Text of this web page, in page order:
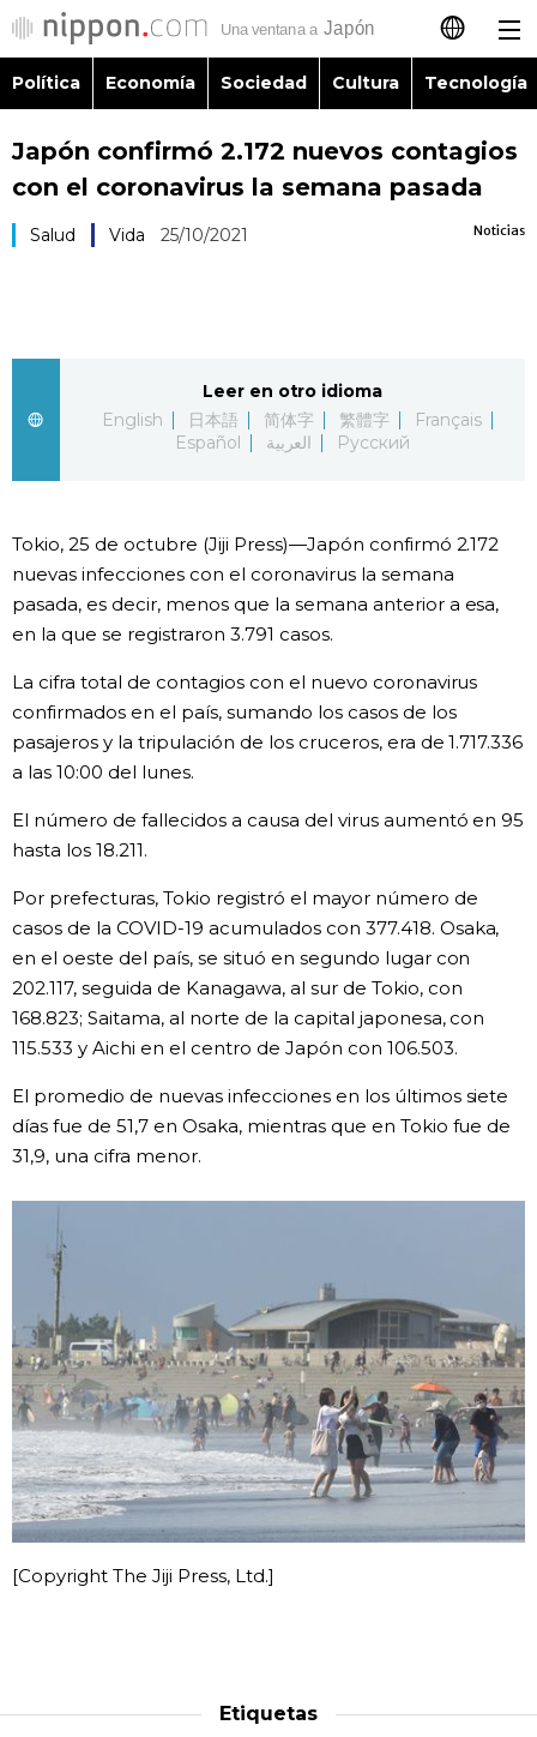
日本語
English
العربية
Русский
Política
Sociedad
Cultura
Vida
Guía de Japón
Vídeos e imágenes
En profundidad
Más
Noticias
Datos de Japón
Fragmentos de Japón
Gente
Tokio
Avisos
Política Economía Sociedad Cultura Tecnología
Japón confirmó 2.172 nuevos contagios
con el coronavirus la semana pasada
Noticias
Salud Vida 25/10/2021
Leer en otro idioma
English
日本語 简体字 繁體字
Français
Español
العربية Русский
Tokio, 25 de octubre (Jiji Press)—Japón confirmó 2.172
nuevas infecciones con el coronavirus la semana
pasada, es decir, menos que la semana anterior a esa,
en la que se registraron 3.791 casos.
La cifra total de contagios con el nuevo coronavirus
confirmados en el país, sumando los casos de los
pasajeros y la tripulación de los cruceros, era de 1.717.336
a las 10:00 del lunes.
El número de fallecidos a causa del virus aumentó en 95
hasta los 18.211.
Por prefecturas, Tokio registró el mayor número de
casos de la COVID-19 acumulados con 377.418. Osaka,
en el oeste del país, se situó en segundo lugar con
202.117, seguida de Kanagawa, al sur de Tokio, con
168.823; Saitama, al norte de la capital japonesa, con
115.533 y Aichi en el centro de Japón con 106.503.
El promedio de nuevas infecciones en los últimos siete
días fue de 51,7 en Osaka, mientras que en Tokio fue de
31,9, una cifra menor.
[Copyright The Jiji Press, Ltd.]
Etiquetas